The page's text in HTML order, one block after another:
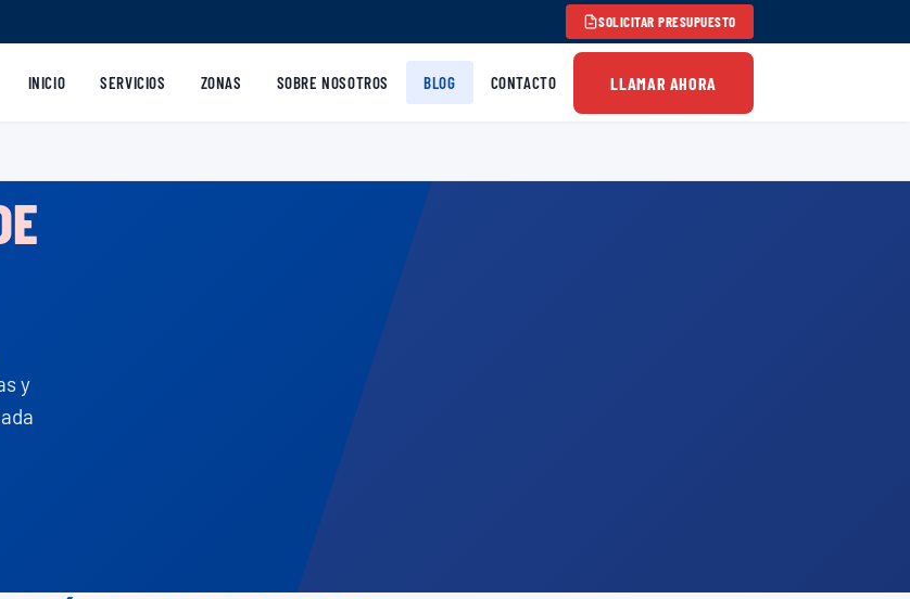
SOLICITAR PRESUPUESTO
INICIO SERVICIOS ZONAS SOBRE NOSOTROS BLOG CONTACTO LLAMAR AHORA
y